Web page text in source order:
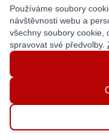
Shipping & Returns
AFRICA ASIA
Používáme soubory
návštěvnosti webu a
všechny soubory cookie,
spravovat své předvolby.